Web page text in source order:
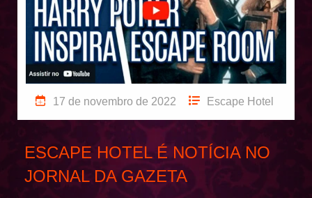
Escape Hotel
17 de novembro de 2022
ESCAPE HOTEL É NOTÍCIA NO
JORNAL DA GAZETA